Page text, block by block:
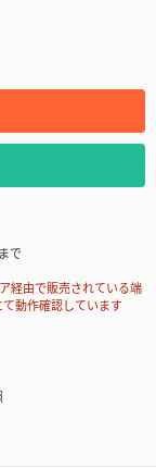
で
経由で販売されている端
て動作確認しています